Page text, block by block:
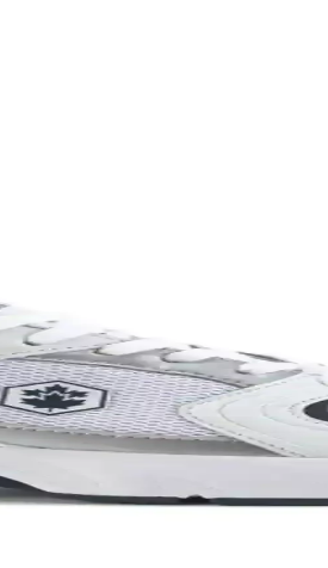
Konfor ve şıklığı bir araya getirir,
Seçenekleri
için uygun modelleriyle, hareket